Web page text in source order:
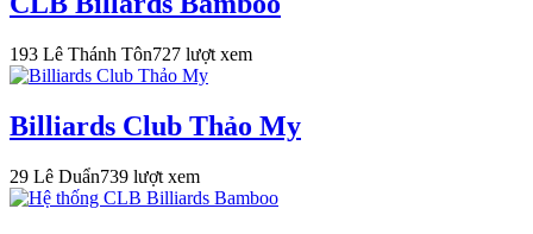
193 Lê Thánh Tôn727 lượt xem
Billiards Club Thảo My
29 Lê Duẩn739 lượt xem